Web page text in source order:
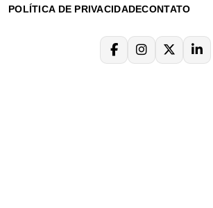
POLÍTICA DE PRIVACIDADECONTATO